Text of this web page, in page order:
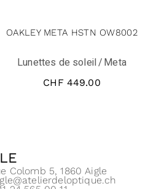
OAKLEY META HSTN OW8002
Lunettes de soleil Meta
CHF 449.00
Colomb 5, 1860 Aigle